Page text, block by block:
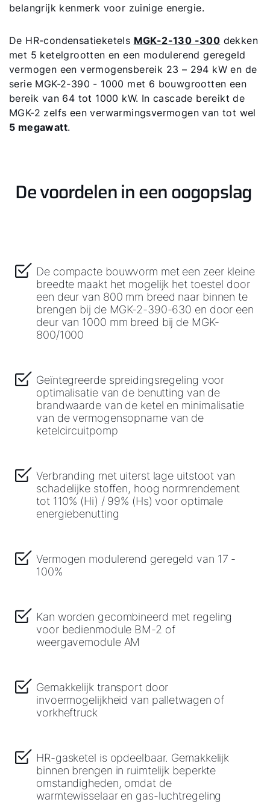
belangrijk kenmerk voor zuinige energie.
De HR-condensatieketels MGK-2-130 -300 dekken
met 5 ketelgrootten en een modulerend geregeld
vermogen een vermogensbereik 23 – 294 kW en de
serie MGK-2-390 - 1000 met 6 bouwgrootten een
bereik van 64 tot 1000 kW. In cascade bereikt de
MGK-2 zelfs een verwarmingsvermogen van tot wel
5 megawatt.
De voordelen in een oogopslag
De compacte bouwvorm met een zeer kleine
breedte maakt het mogelijk het toestel door
een deur van 800 mm breed naar binnen te
brengen bij de MGK-2-390-630 en door een
deur van 1000 mm breed bij de MGK-
800/1000
Geïntegreerde spreidingsregeling voor
optimalisatie van de benutting van de
brandwaarde van de ketel en minimalisatie
van de vermogensopname van de
ketelcircuitpomp
Verbranding met uiterst lage uitstoot van
schadelijke stoffen, hoog normrendement
tot 110% (Hi) / 99% (Hs) voor optimale
energiebenutting
Vermogen modulerend geregeld van 17 -
100%
Kan worden gecombineerd met regeling
voor bedienmodule BM-2 of
weergavemodule AM
Gemakkelijk transport door
invoermogelijkheid van palletwagen of
vorkheftruck
HR-gasketel is opdeelbaar. Gemakkelijk
binnen brengen in ruimtelijk beperkte
omstandigheden, omdat de
warmtewisselaar en gas-luchtregeling
Adresgegevens
Ook interessant?
Service App